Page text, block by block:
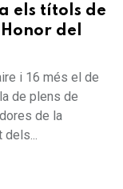
els títols de
del
i 16 més el de
de plens de
de la
dels...